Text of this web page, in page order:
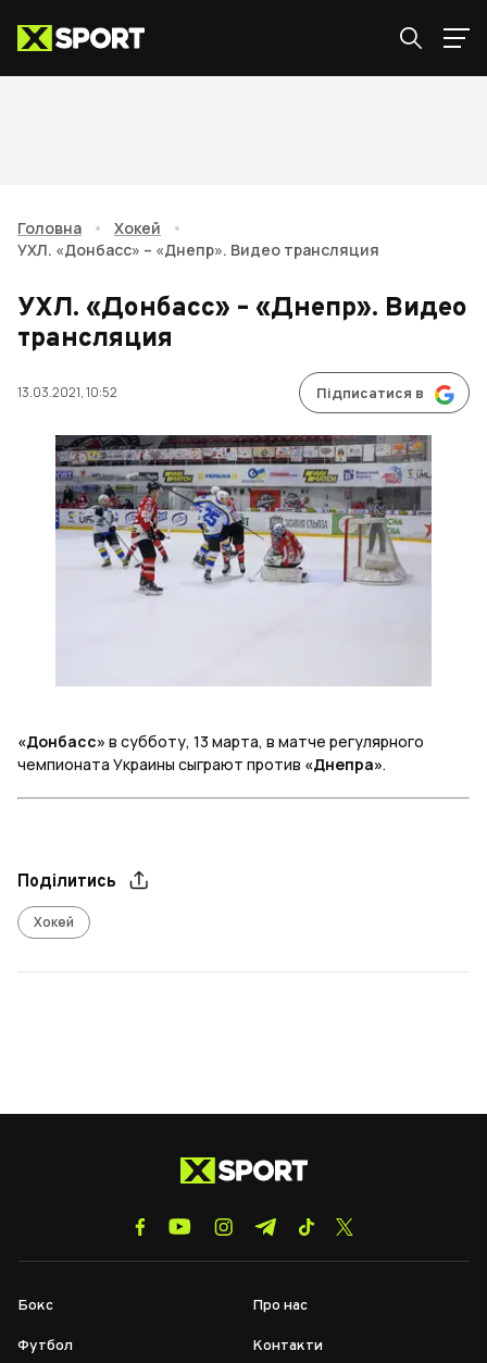
Головна • Хокей
•
УХЛ. «Донбасс» – «Днепр». Видео трансляция
УХЛ. «Донбасс» – «Днепр». Видео
трансляция
13.03.2021, 10:52 Підписатися в
«Донбасс» в субботу, 13 марта, в матче регулярного
чемпионата Украины сыграют против «Днепра».
Поділитись
Хокей
Бокс
Футбол
Про нас
Контакти